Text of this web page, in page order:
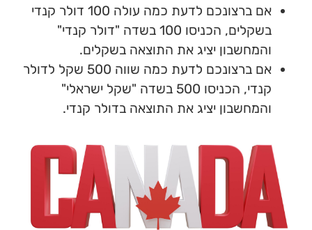
אם ברצונכם לדעת כמה עולה 100 דולר קנדי
בשקלים, הכניסו 100 בשדה "דולר קנדי"
והמחשבון יציג את התוצאה בשקלים.
אם ברצונכם לדעת כמה שווה 500 שקל לדולר
קנדי, הכניסו 500 בשדה "שקל ישראלי"
והמחשבון יציג את התוצאה בדולר קנדי.